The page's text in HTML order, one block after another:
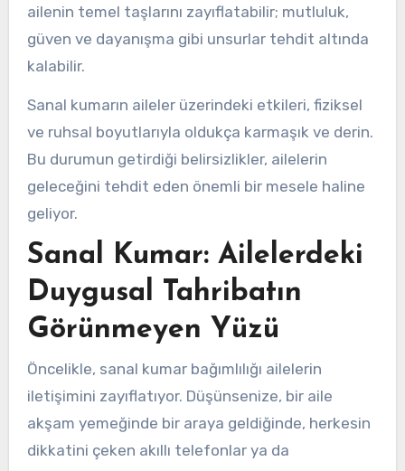
ailenin temel taşlarını zayıflatabilir; mutluluk,
güven ve dayanışma gibi unsurlar tehdit altında
kalabilir.
Sanal kumarın aileler üzerindeki etkileri, fiziksel
ve ruhsal boyutlarıyla oldukça karmaşık ve derin.
Bu durumun getirdiği belirsizlikler, ailelerin
geleceğini tehdit eden önemli bir mesele haline
geliyor.
Sanal Kumar: Ailelerdeki
Duygusal Tahribatın
Görünmeyen Yüzü
Öncelikle, sanal kumar bağımlılığı ailelerin
iletişimini zayıflatıyor. Düşünsenize, bir aile
akşam yemeğinde bir araya geldiğinde, herkesin
dikkatini çeken akıllı telefonlar ya da